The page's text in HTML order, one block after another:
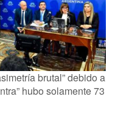
brutal” debido a
hubo solamente 73